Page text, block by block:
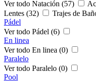
Ver todo Natación (57)
Lentes (32)
Trajes de
Pádel
Ver todo Pádel (6)
En linea
Ver todo En linea (0)
Paralelo
Ver todo Paralelo (0)
Pool